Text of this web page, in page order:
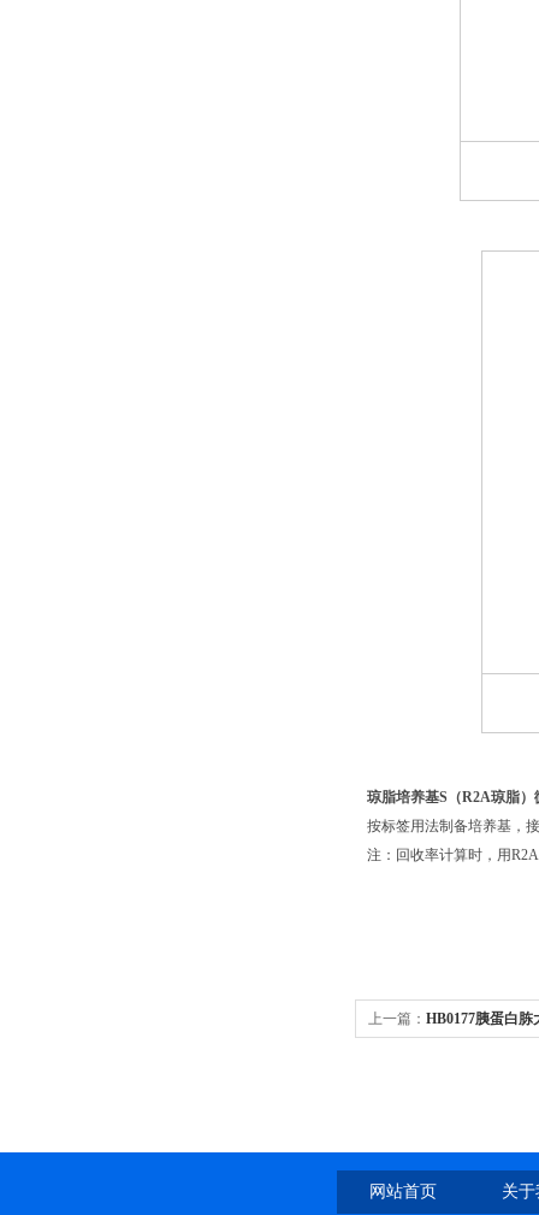
琼脂培养基S（R2A琼脂）
按标签用法制备培养基，
注：回收率计算时，用
上一篇： HB0177胰蛋白胨
网站首页 关